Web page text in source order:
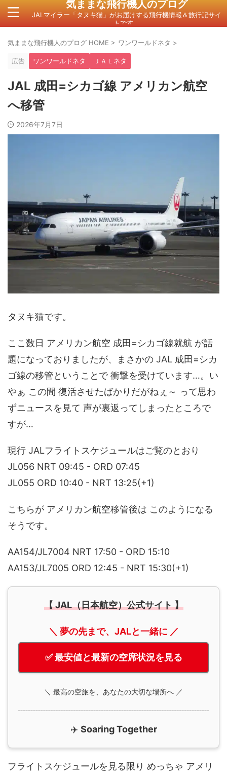
気ままな飛行機人のプログ
JALマイラー「タヌキ猫」がお届けする飛行機情報＆旅行記サイ
トです。
気ままな飛行機人のプログ HOME > ワンワールドネタ >
広告 ワンワールドネタ ＪＡＬネタ
JAL 成田=シカゴ線 アメリカン航空
へ移管
2026年7月7日
タヌキ猫です。
ここ数日 アメリカン航空 成田=シカゴ線就航 が話
題になっておりましたが、まさかの JAL 成田=シカ
ゴ線の移管ということで 衝撃を受けています…。い
やぁ この間 復活させたばかりだがねぇ～ って思わ
ずニュースを見て 声が裏返ってしまったところで
すが…
現行 JALフライトスケジュールはご覧のとおり
JL056 NRT 09:45 - ORD 07:45
JL055 ORD 10:40 - NRT 13:25(+1)
こちらが アメリカン航空移管後は このようになる
そうです。
AA154/JL7004 NRT 17:50 - ORD 15:10
AA153/JL7005 ORD 12:45 - NRT 15:30(+1)
【 JAL（日本航空）公式サイト 】
＼ 夢の先まで、JALと一緒に ／
✅ 最安値と最新の空席状況を見る
＼ 最高の空旅を、あなたの大切な場所へ ／
✈️ Soaring Together
フライトスケジュールを見る限り めっちゃ アメリ